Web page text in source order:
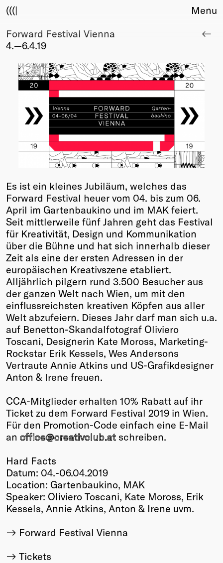
(((|
About
Club
Sponsors
Fair Work
TBD
Events
Upcoming
Past
Membership
Members
Young Creatives
Friends of Creativity
Winners
2026
Past
Annual
Menu
Forward Festival Vienna
4.—6.4.19
Es ist ein kleines Jubiläum, welches das
Forward Festival heuer vom 04. bis zum 06.
April im Gartenbaukino und im MAK feiert.
Seit mittlerweile fünf Jahren geht das Festival
für Kreativität, Design und Kommunikation
über die Bühne und hat sich innerhalb dieser
Zeit als eine der ersten Adressen in der
europäischen Kreativszene etabliert.
Alljährlich pilgern rund 3.500 Besucher aus
der ganzen Welt nach Wien, um mit den
einflussreichsten kreativen Köpfen aus aller
Welt abzufeiern. Dieses Jahr darf man sich u.a.
auf Benetton-Skandalfotograf Oliviero
Toscani, Designerin Kate Moross, Marketing-
Rockstar Erik Kessels, Wes Andersons
Vertraute Annie Atkins und US-Grafikdesigner
Anton & Irene freuen.
CCA-Mitglieder erhalten 10% Rabatt auf ihr
Ticket zu dem Forward Festival 2019 in Wien.
Für den Promotion-Code einfach eine E-Mail
an office@creativclub.at schreiben.
Hard Facts
Datum: 04.-06.04.2019
Location: Gartenbaukino, MAK
Speaker: Oliviero Toscani, Kate Moross, Erik
Kessels, Annie Atkins, Anton & Irene uvm.
Forward Festival Vienna
Tickets